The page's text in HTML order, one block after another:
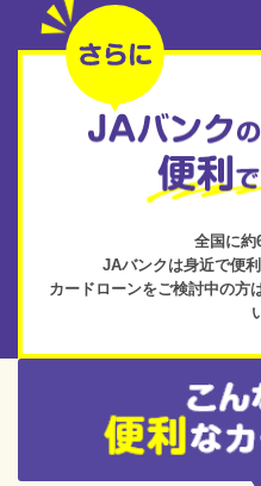
全国に約
JAバンクは身近で便利
カードローンをご検討中の方は